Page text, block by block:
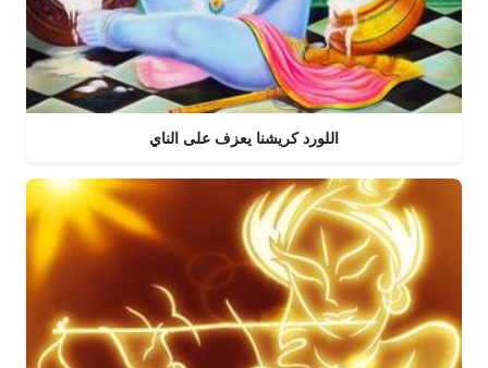
اللورد كريشنا يعزف على الناي